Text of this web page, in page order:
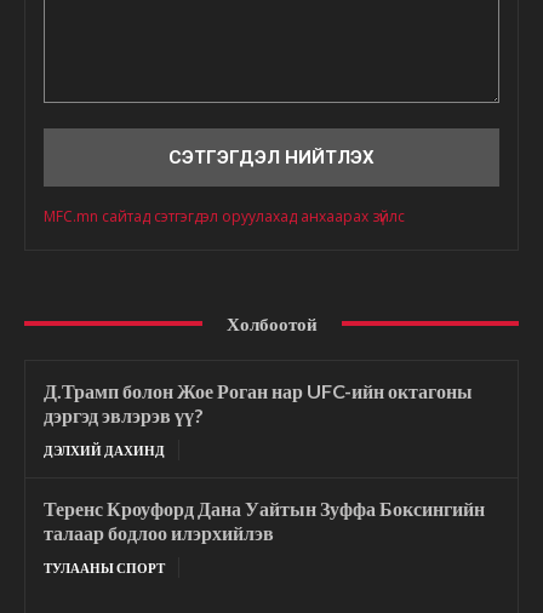
MFC.mn сайтад сэтгэгдэл оруулахад анхаарах зүйлс
Холбоотой
Д.Трамп болон Жое Роган нар UFC-ийн октагоны
дэргэд эвлэрэв үү?
ДЭЛХИЙ ДАХИНД
Теренс Кроуфорд Дана Уайтын Зуффа Боксингийн
талаар бодлоо илэрхийлэв
ТУЛААНЫ СПОРТ